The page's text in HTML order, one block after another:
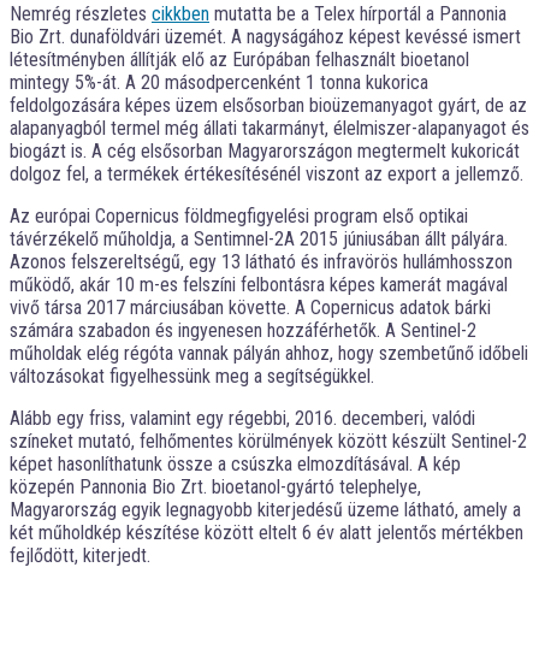
Nemrég részletes cikkben mutatta be a Telex hírportál a Pannonia
Bio Zrt. dunaföldvári üzemét. A nagyságához képest kevéssé ismert
létesítményben állítják elő az Európában felhasznált bioetanol
mintegy 5%-át. A 20 másodpercenként 1 tonna kukorica
feldolgozására képes üzem elsősorban bioüzemanyagot gyárt, de az
alapanyagból termel még állati takarmányt, élelmiszer-alapanyagot és
biogázt is. A cég elsősorban Magyarországon megtermelt kukoricát
dolgoz fel, a termékek értékesítésénél viszont az export a jellemző.
Az európai Copernicus földmegfigyelési program első optikai
távérzékelő műholdja, a Sentimnel-2A 2015 júniusában állt pályára.
Azonos felszereltségű, egy 13 látható és infravörös hullámhosszon
működő, akár 10 m-es felszíni felbontásra képes kamerát magával
vivő társa 2017 márciusában követte. A Copernicus adatok bárki
számára szabadon és ingyenesen hozzáférhetők. A Sentinel-2
műholdak elég régóta vannak pályán ahhoz, hogy szembetűnő időbeli
változásokat figyelhessünk meg a segítségükkel.
Alább egy friss, valamint egy régebbi, 2016. decemberi, valódi
színeket mutató, felhőmentes körülmények között készült Sentinel-2
képet hasonlíthatunk össze a csúszka elmozdításával. A kép
közepén Pannonia Bio Zrt. bioetanol-gyártó telephelye,
Magyarország egyik legnagyobb kiterjedésű üzeme látható, amely a
két műholdkép készítése között eltelt 6 év alatt jelentős mértékben
fejlődött, kiterjedt.